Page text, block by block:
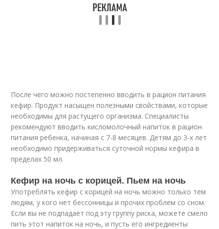
После чего можно постепенно вводить в рацион питания
кефир. Продукт насыщен полезными свойствами, которые
необходимы для растущего организма. Специалисты
рекомендуют вводить кисломолочный напиток в рацион
питания ребенка, начиная с 7-8 месяцев. Детям до 3-х лет
необходимо придерживаться суточной нормы кефира в
пределах 50 мл.
Кефир на ночь с корицей. Пьем на ночь
Употреблять кефир с корицей на ночь можно только тем
людям, у кого нет бессонницы и прочих проблем со сном.
Если вы не подпадает под эту группу риска, можете смело
пить этот напиток на ночь, и пусть его ингредиенты